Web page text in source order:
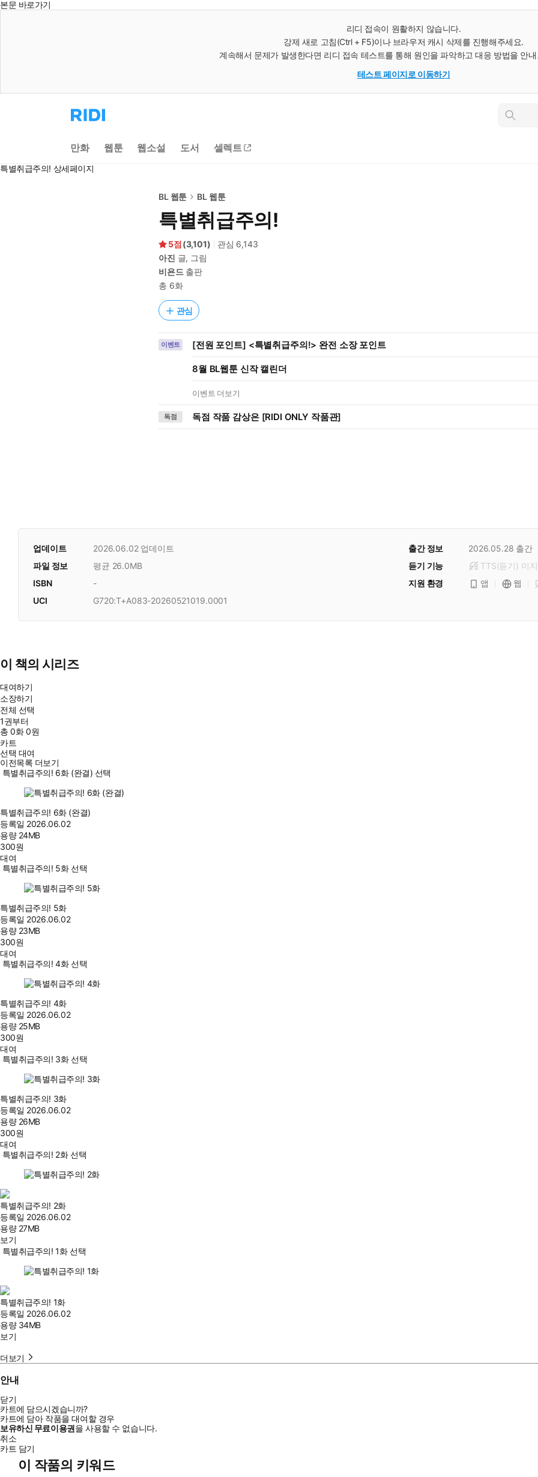
본문 바로가기
리디 접속이 원활하지 않습니다.
강제 새로 고침(Ctrl + F5)이나 브라우저 캐시 삭제를 진행해주세요.
계속해서 문제가 발생한다면 리디 접속 테스트를 통해 원인을 파악하고 대응 방법을 안
테스트 페이지로 이동하기
리
디
으
로
동
인
만화 웹툰 웹소설 도서 셀렉트
특별취급주의! 상세페이지
BL 웹툰 BL 웹툰
특별취급주의!
5 (3,101) 관심 6,143
아진 글, 그림
비욘드 출판
총 6화
관심
이벤트 [전원 포인트] <특별취급주의!> 완전 소장 포인트
8월 BL웹툰 신작 캘린더
이벤트 더보기
독점 독점 작품 감상은 [RIDI ONLY 작품관]
업데이트 2026.06.02업데이트 출간 정보 2026.05.28 출간
듣기 기능
TTS(듣기) 미
파일 정보
평균 26.0MB
지원 환경
앱 웹
ISBN
-
UCI
G720:T+A083-20260521019.0001
이 책의 시리즈
대여하기
소장하기
전체 선택
1권부터
총0화0원
카트
선택 대여
이전목록 더보기
특별취급주의! 6화 (완결) 선택
특별취급주의! 6화 (완결)
등록일 2026.06.02
용량 24MB
300원
대여
특별취급주의! 5화 선택
특별취급주의! 5화
등록일 2026.06.02
용량 23MB
300원
대여
특별취급주의! 4화 선택
특별취급주의! 4화
등록일 2026.06.02
용량 25MB
300원
대여
특별취급주의! 3화 선택
특별취급주의! 3화
등록일 2026.06.02
용량 26MB
300원
대여
특별취급주의! 2화 선택
특별취급주의! 2화
등록일 2026.06.02
용량 27MB
보기
특별취급주의! 1화 선택
특별취급주의! 1화
등록일 2026.06.02
용량 34MB
보기
더보기
안내
닫기
카트에 담으시겠습니까?
카트에 담아 작품을 대여할 경우
보유하신 무료이용권을 사용할 수 없습니다.
취소
카트 담기
이 작품의 키워드